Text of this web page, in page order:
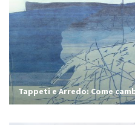
Tappeti e Arredo: Come